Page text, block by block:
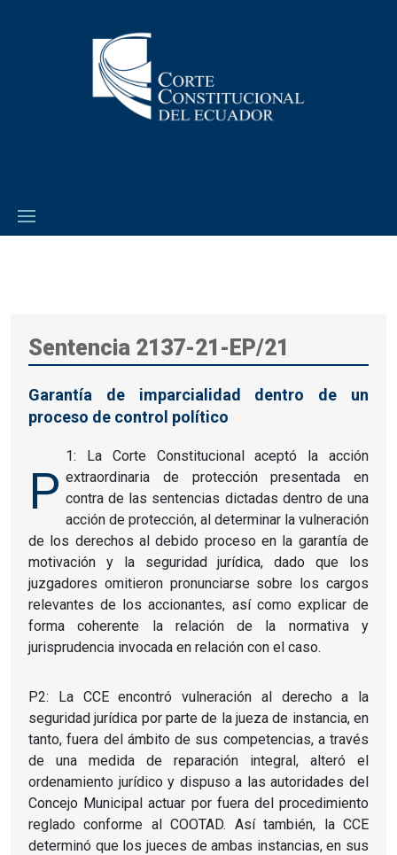
Sentencia 2137-21-EP/21
Garantía de imparcialidad dentro de un
proceso de control político
P
1: La Corte Constitucional aceptó la acción
extraordinaria de protección presentada en
contra de las sentencias dictadas dentro de una
acción de protección, al determinar la vulneración
de los derechos al debido proceso en la garantía de
motivación y la seguridad jurídica, dado que los
juzgadores omitieron pronunciarse sobre los cargos
relevantes de los accionantes, así como explicar de
forma coherente la relación de la normativa y
jurisprudencia invocada en relación con el caso.
P2: La CCE encontró vulneración al derecho a la
seguridad jurídica por parte de la jueza de instancia, en
tanto, fuera del ámbito de sus competencias, a través
de una medida de reparación integral, alteró el
ordenamiento jurídico y dispuso a las autoridades del
Concejo Municipal actuar por fuera del procedimiento
reglado conforme al COOTAD. Así también, la CCE
determinó que los jueces de ambas instancias, en sus